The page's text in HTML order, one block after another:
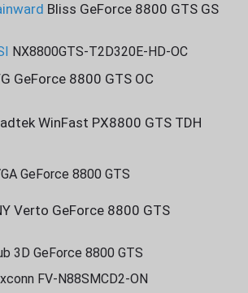
Bliss GeForce 8800 GTS GS
NX8800GTS-T2D320E-HD-OC
GeForce 8800 GTS OC
WinFast PX8800 GTS TDH
GeForce 8800 GTS
Verto GeForce 8800 GTS
3D GeForce 8800 GTS
FV-N88SMCD2-ON